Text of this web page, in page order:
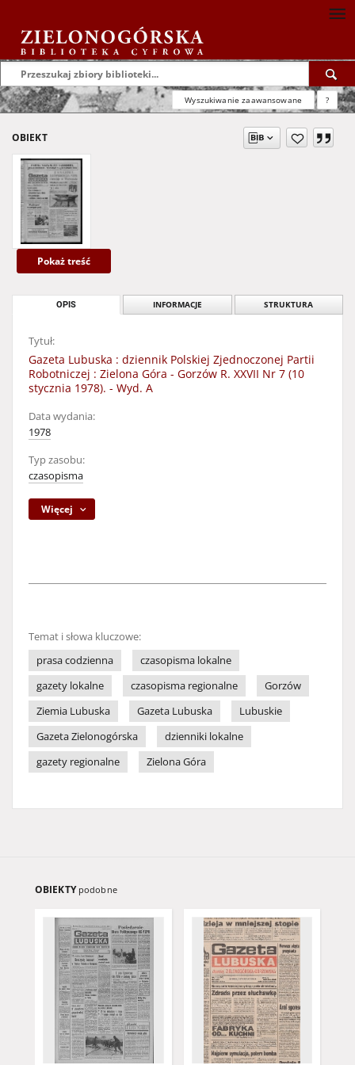
Wyszukiwanie zaawansowane ?
OBIEKT
Pokaż treść
OPIS INFORMACJE STRUKTURA
Tytuł:
Gazeta Lubuska : dziennik Polskiej Zjednoczonej Partii
Robotniczej : Zielona Góra - Gorzów R. XXVII Nr 7 (10
stycznia 1978). - Wyd. A
Data wydania:
1978
Typ zasobu:
czasopisma
Więcej
Temat i słowa kluczowe:
prasa codzienna
czasopisma lokalne
gazety lokalne
czasopisma regionalne
Gorzów
Ziemia Lubuska
Gazeta Lubuska
Lubuskie
Gazeta Zielonogórska
dzienniki lokalne
gazety regionalne
Zielona Góra
OBIEKTY podobne